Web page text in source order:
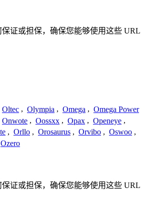
证或担保，确保您能够使用这些 URL
Oltec , Olympia , Omega , Omega Power
Onwote , Oossxx , Opax , Openeye ,
, Orllo , Orosaurus , Orvibo , Oswoo ,
Ozero
证或担保，确保您能够使用这些 URL